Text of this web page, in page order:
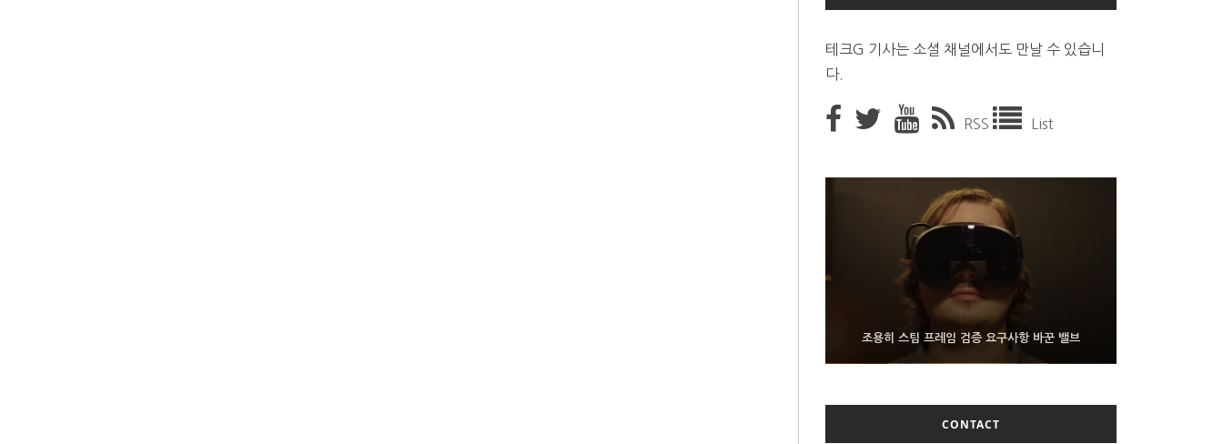
테크G 기사는 소셜 채널에서도 만날 수 있습니
다.
RSS List
조용히 스팀 프레임 검증 요구사항 바꾼 밸브
9월 4일부터 서비스 접는 안드로이드 장치용 구글 어
시스턴트
FMS 2026서 차세대 3D 메모리 ZHBM·ZNAND-O
모형 처음 선보인 삼성전자
CONTACT